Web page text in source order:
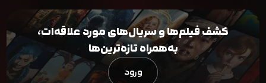
کشف فیلم‌ها و سریال‌های مورد علاقه‌ات،
به‌همراه تازه‌ترین‌ها
ورود